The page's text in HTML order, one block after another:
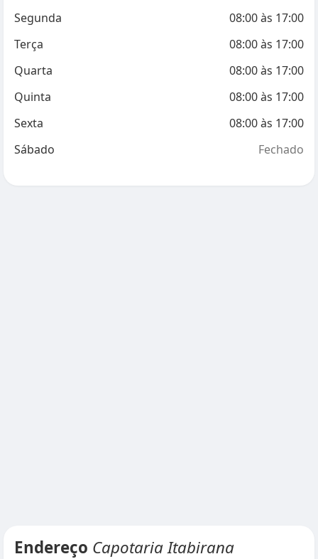
Segunda
08:00às 17:00
Terça
08:00às 17:00
Quarta
08:00às 17:00
Quinta
08:00às 17:00
Sexta
08:00às 17:00
Sábado
Fechado
Endereço Capotaria Itabirana